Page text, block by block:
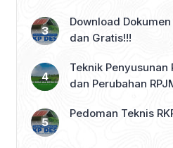
Download
dan Gratis!!!
Teknik Penyusunan
dan Perubahan
Pedoman Teknis